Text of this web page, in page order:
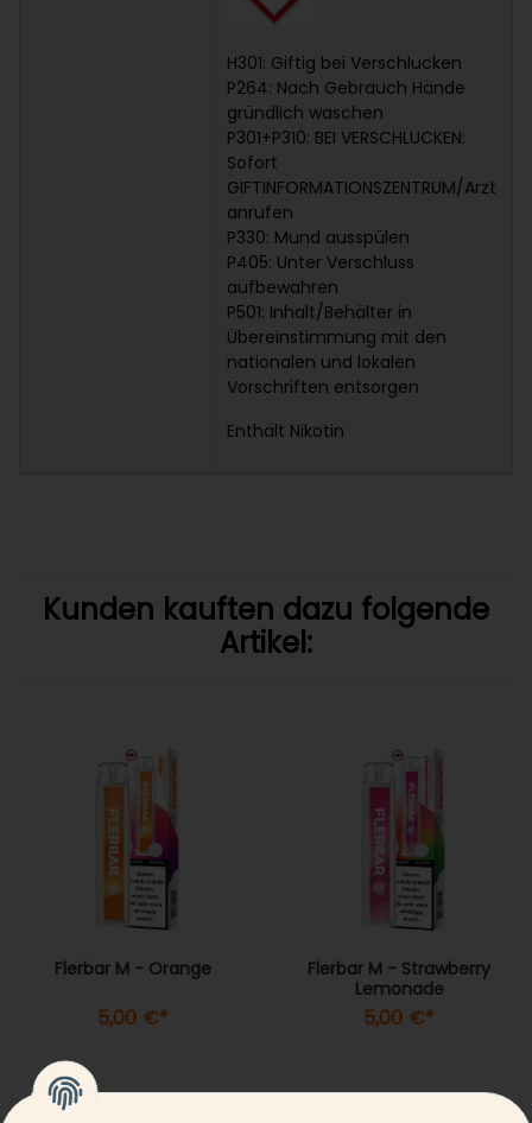
H301: Giftig bei Verschlucken
P264: Nach Gebrauch Hände
gründlich waschen
P301+P310: BEI VERSCHLUCKEN:
Sofort
GIFTINFORMATIONSZENTRUM/Arzt
anrufen
P330: Mund ausspülen
P405: Unter Verschluss
aufbewahren
P501: Inhalt/Behälter in
Übereinstimmung mit den
nationalen und lokalen
Vorschriften entsorgen
Enthält Nikotin
Kunden kauften dazu folgende
Artikel:
Flerbar M - Orange
5,00 €*
Flerbar M - Strawberry
Lemonade
5,00 €*